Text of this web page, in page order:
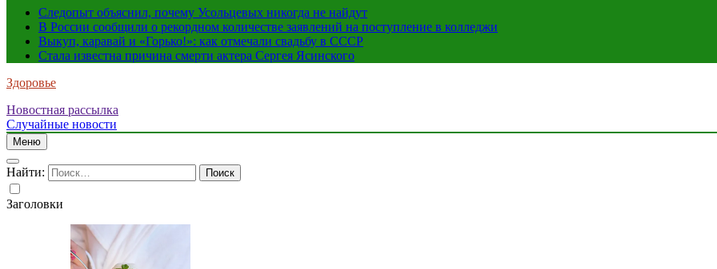
Следопыт объяснил, почему Усольцевых никогда не найдут
В России сообщили о рекордном количестве заявлений на поступление в колледжи
Выкуп, каравай и «Горько!»: как отмечали свадьбу в СССР
Стала известна причина смерти актера Сергея Ясинского
Здоровье
Новостная рассылка
Случайные новости
Меню
Найти:
Заголовки